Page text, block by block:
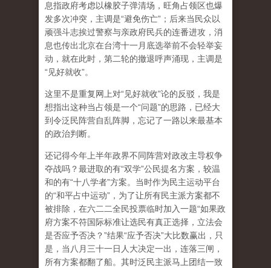
息指政府考虑以橡胶子弹清场，旺角占领区也爆
发多次冲突，主调是“避免伤亡”；后来当民众以
顽强斗志挨过警察与亲政府民兵的连番进攻，消
息也传出北京在台湾十一月底选举前不会轻举妄
动，就在此时，第二轮的撤退呼声涌现，主调是
“见好就收”。
这里不是重复网上对“见好就收”论的反驳，我是
想指出这种当占领是一个“问题”的思路，已经大
到令泛民阵营自乱阵脚，忘记了一路以来最基本
的政治判断。
还记得今年上半年政界不同阵营对政改主导权争
夺战吗？最进取的有“双学”公民提名方案，较温
和的有“十八学者”方案。当时作为民主运动平台
的“和平占中运动”，为了让所有民主派方案都不
被排除，在六二二全民投票临时加入一题“如果政
府方案不符国际标准让选民有真正选择，立法会
是否应予否决？”结果“应予否决”大比数赢出，只
是，当八月三十一日人大决定一出，连落三闸，
所有方案都翻了船。其时泛民主派马上团结一致